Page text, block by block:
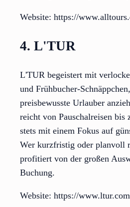
Website: https://
4. L'TUR
L'TUR begeistert mit
und Frühbucher-
preisbewusste Urlauber
reicht von Pauschalreisen bis
stets mit einem Fokus auf
Wer kurzfristig oder planvoll
profitiert von der großen
Buchung.
Website: https://www.ltur.com